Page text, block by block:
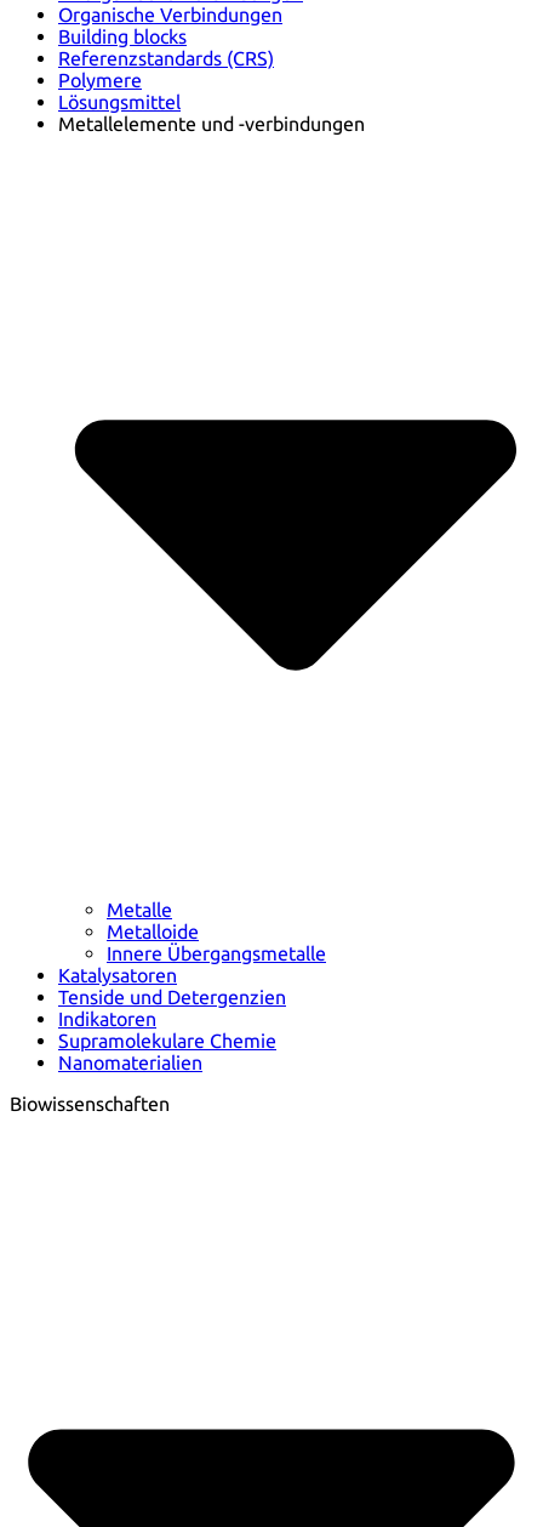
Organische Verbindungen
Building blocks
Referenzstandards (CRS)
Polymere
Lösungsmittel
Metallelemente und -verbindungen
Metalle
Metalloide
Innere Übergangsmetalle
Katalysatoren
Tenside und Detergenzien
Indikatoren
Supramolekulare Chemie
Nanomaterialien
Biowissenschaften